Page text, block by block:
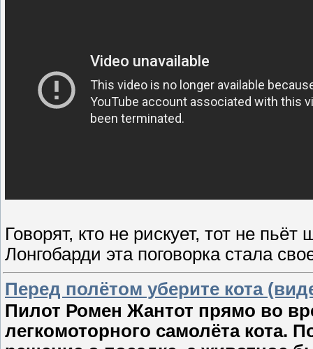
Говорят, кто не рискует, тот не
Лонгобарди эта поговорка стала
Перед полётом уберите кота
Пилот Ромен Жантот прямо во
легкомоторного самолёта кота.